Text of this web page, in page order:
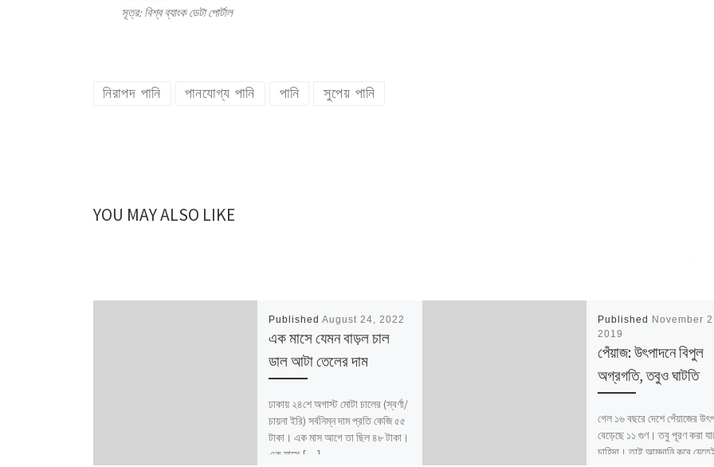
সূত্র: বিশ্ব ব্যাংক ডেটা পোর্টাল
নিরাপদ পানি পানযোগ্য পানি পানি সুপেয় পানি
YOU MAY ALSO LIKE
PublishedAugust 24, 2022
এক মাসে যেমন বাড়ল চাল
ডাল আটা তেলের দাম
ঢাকায় ২৪শে অগাস্ট মোটা চালের (স্বর্ণা/
চায়না ইরি) সর্বনিম্ন দাম প্রতি কেজি ৫৫
টাকা। এক মাস আগে তা ছিল ৪৮ টাকা।
এক মাসে […]
Published November
2019
পেঁয়াজ: উৎপাদনে বিপুল
অগ্রগতি, তবুও ঘাটতি
গেল ১৬ বছরে দেশে পেঁয়াজের
বেড়েছে ১১ গুণ। তবু পূরণ করা
চাহিদা। তাই আমদানি করে